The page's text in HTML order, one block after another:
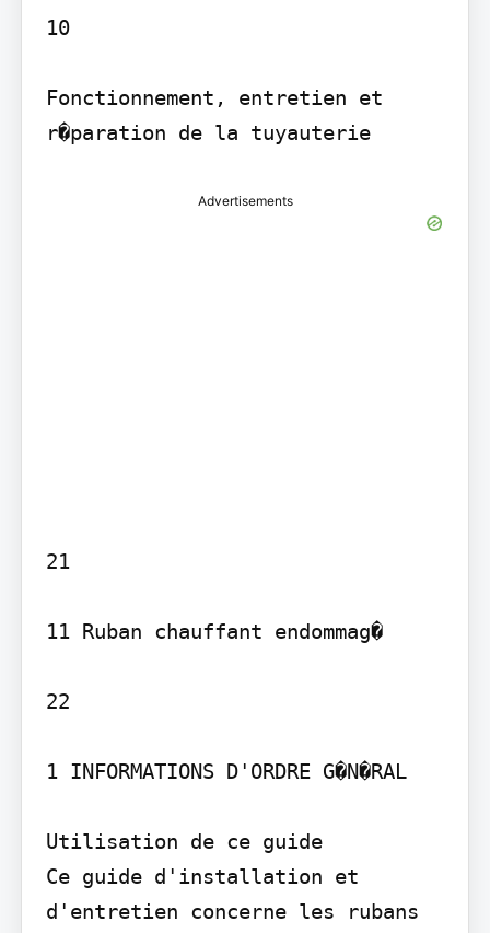
10
Fonctionnement, entretien et
r�paration de la tuyauterie
Advertisements
21
11 Ruban chauffant endommag�
22
1 INFORMATIONS D'ORDRE G�N�RAL
Utilisation de ce guide
Ce guide d'installation et
d'entretien concerne les rubans